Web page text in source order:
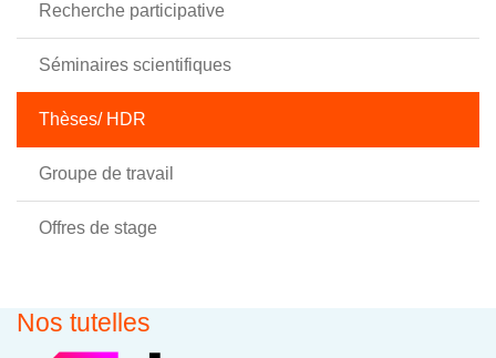
Recherche participative
Séminaires scientifiques
Thèses/ HDR
Groupe de travail
Offres de stage
Nos tutelles